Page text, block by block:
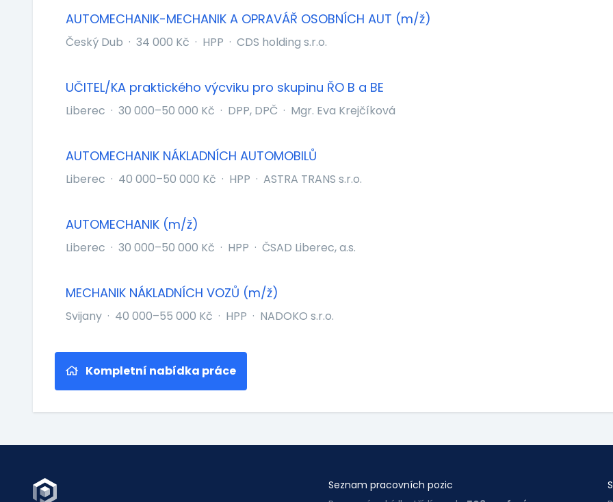
AUTOMECHANIK-MECHANIK A OPRAVÁŘ OSOBNÍCH AUT (m/ž)
Český Dub · 34 000 Kč · HPP · CDS holding s.r.o.
UČITEL/KA praktického výcviku pro skupinu ŘO B a BE
Liberec · 30 000–50 000 Kč · DPP, DPČ · Mgr. Eva Krejčíková
AUTOMECHANIK NÁKLADNÍCH AUTOMOBILŮ
Liberec · 40 000–50 000 Kč · HPP · ASTRA TRANS s.r.o.
AUTOMECHANIK (m/ž)
Liberec · 30 000–50 000 Kč · HPP · ČSAD Liberec, a.s.
MECHANIK NÁKLADNÍCH VOZŮ (m/ž)
Svijany · 40 000–55 000 Kč · HPP · NADOKO s.r.o.
Kompletní nabídka práce
Seznam pracovních pozic